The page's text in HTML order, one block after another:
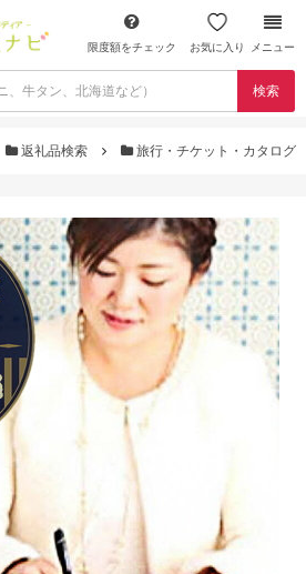
限度額をチェック お気に入り メニュー
検索
返礼品検索 旅行・チケット・カタログ